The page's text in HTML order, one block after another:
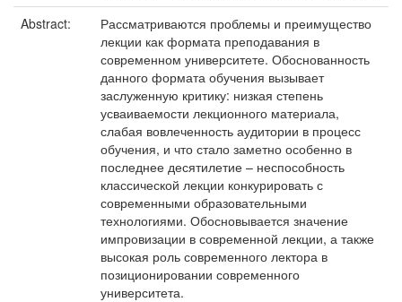
Abstract:
Рассматриваются проблемы и преимущество
лекции как формата преподавания в
современном университете. Обоснованность
данного формата обучения вызывает
заслуженную критику: низкая степень
усваиваемости лекционного материала,
слабая вовлеченность аудитории в процесс
обучения, и что стало заметно особенно в
последнее десятилетие – неспособность
классической лекции конкурировать с
современными образовательными
технологиями. Обосновывается значение
импровизации в современной лекции, а также
высокая роль современного лектора в
позиционировании современного
университета.